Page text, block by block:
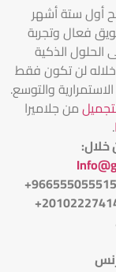
أول ستة أشهر
فعال وتجربة
الحلول الذكية
لن تكون فقط
والتوسع.
من جلاميرا
.
خلال: